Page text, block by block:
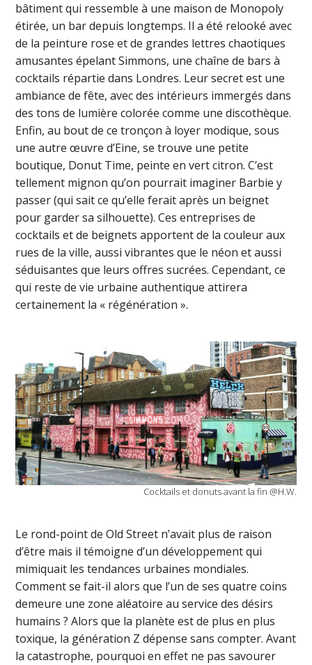
bâtiment qui ressemble à une maison de Monopoly
étirée, un bar depuis longtemps. Il a été relooké avec
de la peinture rose et de grandes lettres chaotiques
amusantes épelant Simmons, une chaîne de bars à
cocktails répartie dans Londres. Leur secret est une
ambiance de fête, avec des intérieurs immergés dans
des tons de lumière colorée comme une discothèque.
Enfin, au bout de ce tronçon à loyer modique, sous
une autre œuvre d’Eine, se trouve une petite
boutique, Donut Time, peinte en vert citron. C’est
tellement mignon qu’on pourrait imaginer Barbie y
passer (qui sait ce qu’elle ferait après un beignet
pour garder sa silhouette). Ces entreprises de
cocktails et de beignets apportent de la couleur aux
rues de la ville, aussi vibrantes que le néon et aussi
séduisantes que leurs offres sucrées. Cependant, ce
qui reste de vie urbaine authentique attirera
certainement la « régénération ».
Cocktails et donuts avant la fin @H.W.
Le rond-point de Old Street n’avait plus de raison
d’être mais il témoigne d’un développement qui
mimiquait les tendances urbaines mondiales.
Comment se fait-il alors que l’un de ses quatre coins
demeure une zone aléatoire au service des désirs
humains ? Alors que la planète est de plus en plus
toxique, la génération Z dépense sans compter. Avant
la catastrophe, pourquoi en effet ne pas savourer